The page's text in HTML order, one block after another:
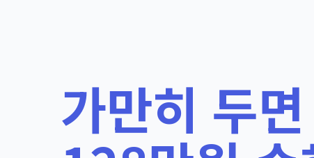
가만히 두면